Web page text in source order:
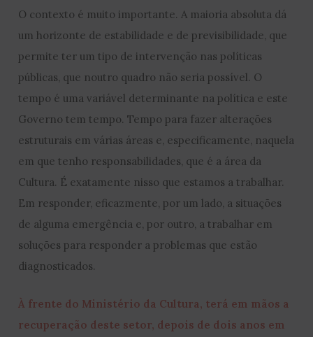
O contexto é muito importante. A maioria absoluta dá
um horizonte de estabilidade e de previsibilidade, que
permite ter um tipo de intervenção nas políticas
públicas, que noutro quadro não seria possível. O
tempo é uma variável determinante na política e este
Governo tem tempo. Tempo para fazer alterações
estruturais em várias áreas e, especificamente, naquela
em que tenho responsabilidades, que é a área da
Cultura. É exatamente nisso que estamos a trabalhar.
Em responder, eficazmente, por um lado, a situações
de alguma emergência e, por outro, a trabalhar em
soluções para responder a problemas que estão
diagnosticados.
À frente do Ministério da Cultura, terá em mãos a
recuperação deste setor, depois de dois anos em